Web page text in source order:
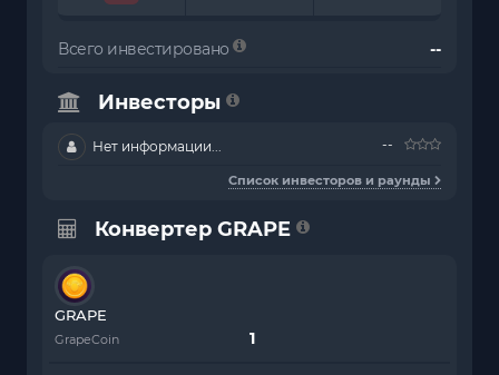
Всего инвестировано --
Инвесторы
Нет информации... --
Список инвесторов и раунды
Конвертер GRAPE
GRAPE
GrapeCoin